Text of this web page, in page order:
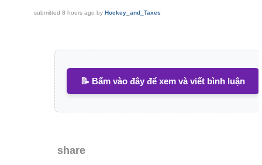
submitted8 hours ago byHockey_and_Taxes
📝 Bấm vào đây để xem và viết bình luận
share